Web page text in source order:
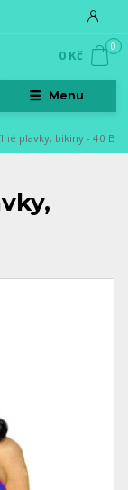
Menu
0
0 Kč
plavky, bikiny - 40 B